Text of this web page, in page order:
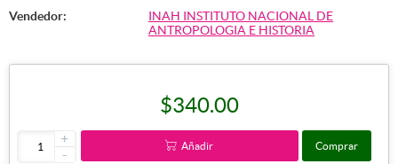
Vendedor:
INAH INSTITUTO NACIONAL DE
ANTROPOLOGIA E HISTORIA
$340.00
+
-
Añadir Comprar